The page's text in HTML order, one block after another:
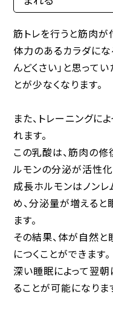
筋トレを行うと筋肉が
体力のあるカラダにな
んどくさい」と思って
とが少なくなります。
また、トレーニングに
れます。
この乳酸は、筋肉の
ルモンの分泌が活性化
成長ホルモンはノン
め、分泌量が増えると
ます。
その結果、体が自然と
につくことができます。
深い睡眠によって翌朝
ることが可能になりま